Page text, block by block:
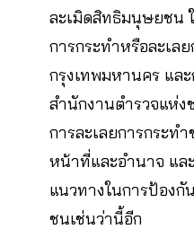
ละเมิดสิทธิมนุษยชน
การกระทำหรือละเล
กรุงเทพมหานคร แล
สำนักงานตำรวจแห่ง
การละเลยการกระท
หน้าที่และอำนาจ แล
แนวทางในการป้องกั
ชนเช่นว่านี้อีก